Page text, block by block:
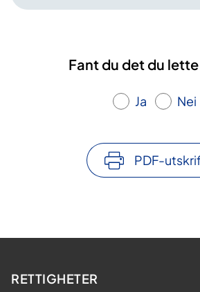
Fant du det du
Ja Nei
PDF-
RETTIGHETER